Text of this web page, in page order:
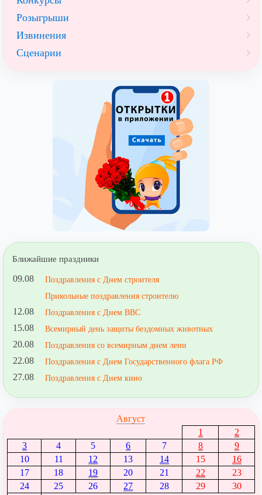
Розыгрыши
Извинения
Сценарии
Ближайшие праздники
09.08
Поздравления с Днем строителя
Прикольные поздравления строителю
12.08 Поздравления с Днем ВВС
15.08 Всемирный день защиты бездомных животных
20.08 Поздравления со всемирным днем лени
22.08 Поздравления с Днем Государственного флага РФ
27.08 Поздравления с Днем кино
Август
1
2
3
4 5 6 7 8
9
10
11 12 13 14 15
16
17
18 19 20 21 22
23
24
25 26 27 28 29
30